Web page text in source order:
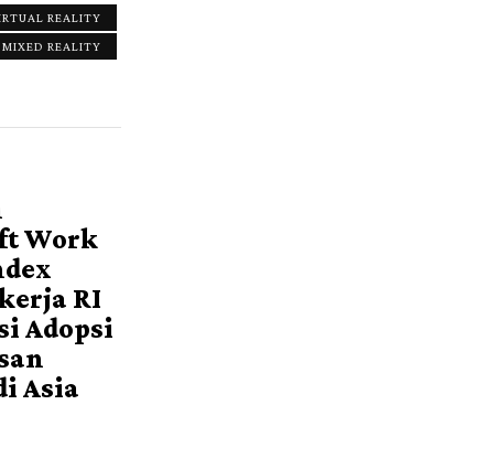
REALITY
REALITY
Work
RI
Adopsi
Asia